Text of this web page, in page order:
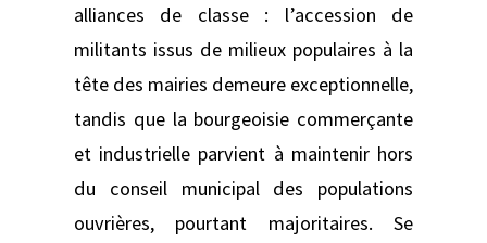
alliances de classe : l’accession de
militants issus de milieux populaires à la
tête des mairies demeure exceptionnelle,
tandis que la bourgeoisie commerçante
et industrielle parvient à maintenir hors
du conseil municipal des populations
ouvrières, pourtant majoritaires. Se